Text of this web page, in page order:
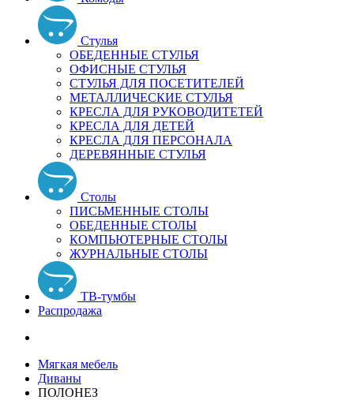
Стулья
ОБЕДЕННЫЕ СТУЛЬЯ
ОФИСНЫЕ СТУЛЬЯ
СТУЛЬЯ ДЛЯ ПОСЕТИТЕЛЕЙ
МЕТАЛЛИЧЕСКИЕ СТУЛЬЯ
КРЕСЛА ДЛЯ РУКОВОДИТЕТЕЙ
КРЕСЛА ДЛЯ ДЕТЕЙ
КРЕСЛА ДЛЯ ПЕРСОНАЛА
ДЕРЕВЯННЫЕ СТУЛЬЯ
Столы
ПИСЬМЕННЫЕ СТОЛЫ
ОБЕДЕННЫЕ СТОЛЫ
КОМПЬЮТЕРНЫЕ СТОЛЫ
ЖУРНАЛЬНЫЕ СТОЛЫ
ТВ-тумбы
Распродажа
Мягкая мебель
Диваны
ПОЛОНЕЗ